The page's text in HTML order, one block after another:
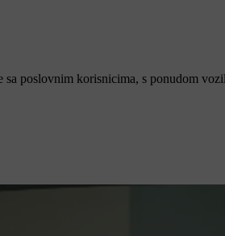
poslovnim korisnicima, s ponudom